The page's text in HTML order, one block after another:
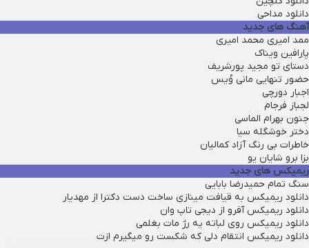
دانلود مداحی
آهنگ های جدید
ممد امیری محمد امیری
پارافین ویناک
دستای تو مجید پورشریف
حضور تنهایی مانی وُیس
اجبار دورچی
لجباز فرجام
جنون بهرام الماسی
دختر خوشگله سیا
خاطرات بی رنگ آزاد کمالیان
بزا برو شایان یو
ریمیکس های جدید
سنگ تمام حمیدرضا بابایی
دانلود ریمیکس به قیافت مینازی ساخت دست دکترا از مهدیار
دانلود ریمیکس آفرو از ديجی تاپ وان
دانلود ریمیکس روی لباته یه رژ مات بغلمی
دانلود ریمیکس انتقام دلی که شکست رو میگیرم ازت